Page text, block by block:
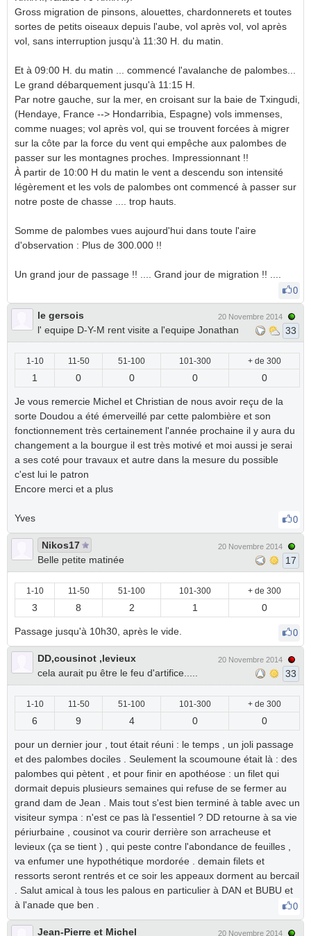
Gross migration de pinsons, alouettes, chardonnerets et toutes
sortes de petits oiseaux depuis l'aube, vol après vol, vol après
vol, sans interruption jusqu'à 11:30 H. du matin.
Et à 09:00 H. du matin ... commencé l'avalanche de palombes...
Le grand débarquement jusqu'à 11:15 H.
Par notre gauche, sur la mer, en croisant sur la baie de Txingudi,
(Hendaye, France --> Hondarribia, Espagne) vols immenses,
comme nuages; vol après vol, qui se trouvent forcées à migrer
sur la côte par la force du vent qui empêche aux palombes de
passer sur les montagnes proches. Impressionnant !!
À partir de 10:00 H du matin le vent a descendu son intensité
légèrement et les vols de palombes ont commencé à passer sur
notre poste de chasse .... trop hauts.
Somme de palombes vues aujourd'hui dans toute l'aire
d'observation : Plus de 300.000 !!
Un grand jour de passage !! .... Grand jour de migration !! ....
0
le gersois
l' equipe D-Y-M rent visite a l'equipe Jonathan
20 Novembre 2014
33
1-10 11-50 51-100 101-300 + de 300
1 0 0 0 0
Je vous remercie Michel et Christian de nous avoir reçu de la
sorte Doudou a été émerveillé par cette palombière et son
fonctionnement très certainement l'année prochaine il y aura du
changement a la bourgue il est très motivé et moi aussi je serai
a ses coté pour travaux et autre dans la mesure du possible
c'est lui le patron
Encore merci et a plus
Yves 0
Nikos17
Belle petite matinée
20 Novembre 2014
17
1-10 11-50 51-100 101-300 + de 300
3 8 2 1 0
Passage jusqu'à 10h30, après le vide. 0
DD,cousinot ,levieux
cela aurait pu être le feu d'artifice.....
20 Novembre 2014
33
1-10 11-50 51-100 101-300 + de 300
6 9 4 0 0
pour un dernier jour , tout était réuni : le temps , un joli passage
et des palombes dociles . Seulement la scoumoune était là : des
palombes qui pètent , et pour finir en apothéose : un filet qui
dormait depuis plusieurs semaines qui refuse de se fermer au
grand dam de Jean . Mais tout s'est bien terminé à table avec un
visiteur sympa : n'est ce pas là l'essentiel ? DD retourne à sa vie
périurbaine , cousinot va courir derrière son arracheuse et
levieux (ça se tient ) , qui peste contre l'abondance de feuilles ,
va enfumer une hypothétique mordorée . demain filets et
ressorts seront rentrés et ce soir les appeaux dorment au bercail
. Salut amical à tous les palous en particulier à DAN et BUBU et
à l'anade que ben .
0
Jean-Pierre et Michel 20 Novembre 2014